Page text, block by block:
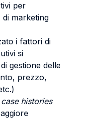
per
marketing
i fattori di
si
gestione delle
prezzo,
case histories